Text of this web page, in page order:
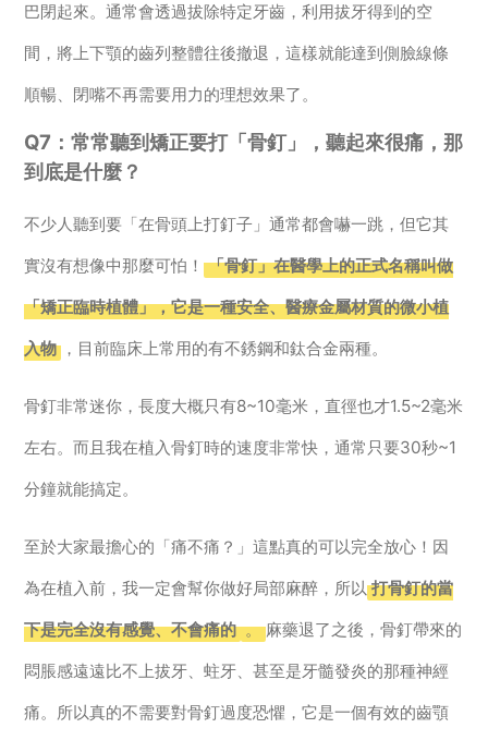
巴閉起來。通常會透過拔除特定牙齒，利用拔牙得到的空
間，將上下顎的齒列整體往後撤退，這樣就能達到側臉線條
順暢、閉嘴不再需要用力的理想效果了。
Q7：常常聽到矯正要打「骨釘」，聽起來很痛，那
到底是什麼？
不少人聽到要「在骨頭上打釘子」通常都會嚇一跳，但它其
實沒有想像中那麼可怕！ 「骨釘」在醫學上的正式名稱叫做
「矯正臨時植體」，它是一種安全、醫療金屬材質的微小植
入物 ，目前臨床上常用的有不銹鋼和鈦合金兩種。
骨釘非常迷你，長度大概只有8~10毫米，直徑也才1.5~2毫米
左右。而且我在植入骨釘時的速度非常快，通常只要30秒~1
分鐘就能搞定。
至於大家最擔心的「痛不痛？」這點真的可以完全放心！因
為在植入前，我一定會幫你做好局部麻醉，所以 打骨釘的當
下是完全沒有感覺、不會痛的 。 麻藥退了之後，骨釘帶來的
悶脹感遠遠比不上拔牙、蛀牙、甚至是牙髓發炎的那種神經
痛。所以真的不需要對骨釘過度恐懼，它是一個有效的齒顎